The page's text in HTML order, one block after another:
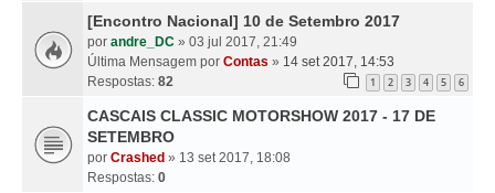
[Encontro Nacional] 10 de Setembro 2017
por andre_DC » 03 jul 2017, 21:49
Última Mensagem por Contas » 14 set 2017, 14:53
Respostas: 82 1 2 3 4 5 6
CASCAIS CLASSIC MOTORSHOW 2017 - 17 DE
SETEMBRO
por Crashed » 13 set 2017, 18:08
Respostas: 0